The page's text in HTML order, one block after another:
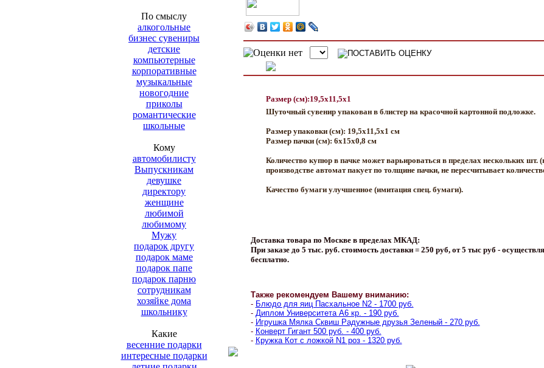
По смыслу
алкогольные
бизнес сувениры
детские
компьютерные
корпоративные
музыкальные
новогодние
приколы
романтические
школьные
Кому
автомобилисту
Выпускникам
девушке
директору
женщине
любимой
любимому
Мужу
подарок другу
подарок маме
подарок папе
подарок парню
сотрудникам
хозяйке дома
школьнику
Какие
весенние подарки
интересные подарки
Размер (см):19,5x11,5x1
Шуточный сувенир упакован в блистер на красочной картонной подложке.
Размер упаковки (см): 19,5x11,5x1 см
Размер пачки (см): 6x15x0,8 см
Количество купюр в пачке может варьироваться в пределах нескольких шт.
производстве автомат пакует по толщине пачки, не пересчитывает
Качество бумаги улучшенное (имитация спец. бумаги).
Доставка товара по Москве в пределах МКАД:
При заказе до 5 тыс. руб. стоимость доставки = 250 руб, от 5 тыс руб -
бесплатно.
Также рекомендуем Вашему вниманию:
- Блюдо для яиц Пасхальное N2 - 1700 руб.
- Диплом Университета A6 кр. - 190 руб.
- Игрушка Мялка Сквиш Радужные друзья Зеленый - 270 руб.
- Конверт Гигант 500 руб. - 400 руб.
- Кружка Кот с ложкой N1 роз - 1320 руб.